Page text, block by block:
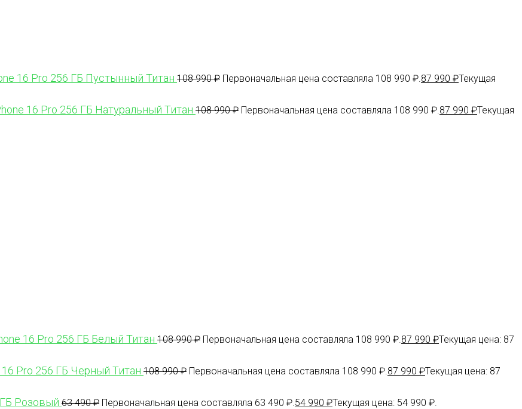
16 Pro 256 ГБ Пустынный Титан 108 990₽ Первоначальная цена составляла 108 990 ₽. 87 990 ₽Текущая
16 Pro 256 ГБ Натуральный Титан 108 990₽ Первоначальная цена составляла 108 990 ₽. 87 990 ₽Текущая
16 Pro 256 ГБ Белый Титан 108 990₽ Первоначальная цена составляла 108 990 ₽. 87 990 ₽Текущая цена: 87
16 Pro 256 ГБ Черный Титан 108 990₽ Первоначальная цена составляла 108 990 ₽. 87 990 ₽Текущая цена: 87
Розовый 63 490₽ Первоначальная цена составляла 63 490 ₽. 54 990 ₽Текущая цена: 54 990 ₽.